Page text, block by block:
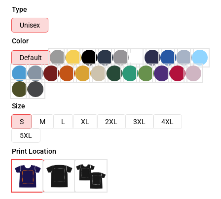
Type
Unisex
Color
Default
Size
S
M L XL 2XL 3XL
4XL
5XL
Print Location